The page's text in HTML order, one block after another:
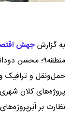
به گزارشجهش
منطقه۹؛ محسن
حمل‌ونقل و ترافیک
پروژه‌های کلان شهری
نظارت بر